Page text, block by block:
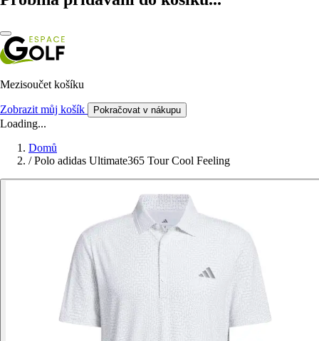
Mezisoučet košíku
Zobrazit můj košík Pokračovat v nákupu
Loading...
Domů
/ Polo adidas Ultimate365 Tour Cool Feeling